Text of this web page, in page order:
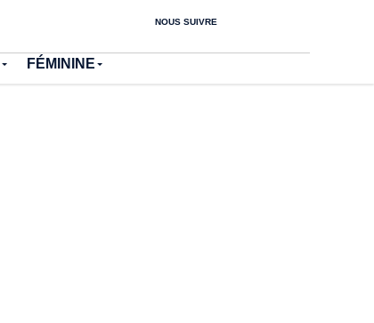
NOUS SUIVRE
FÉMININE